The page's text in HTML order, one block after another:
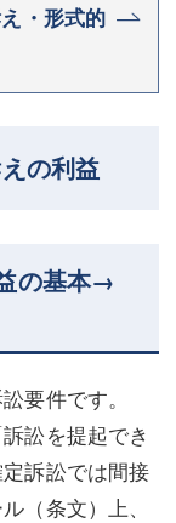
・形式的
の利益
の基本→
要件です。
訟を提起でき
訴訟では間接
（条文）上、